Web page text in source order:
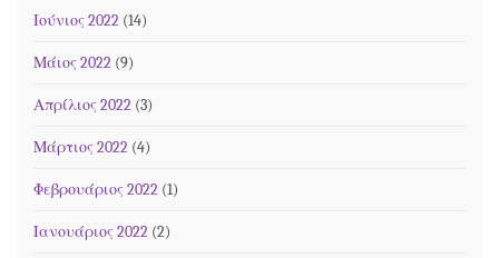
Ιούνιος 2022 (14)
Μάιος 2022 (9)
Απρίλιος 2022 (3)
Μάρτιος 2022 (4)
Φεβρουάριος 2022 (1)
Ιανουάριος 2022 (2)